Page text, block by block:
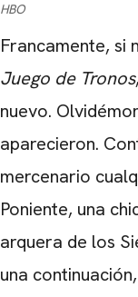
HBO
Francamente, si
Juego de Tronos
nuevo.
aparecieron.
mercenario
Poniente, una
arquera de los
una